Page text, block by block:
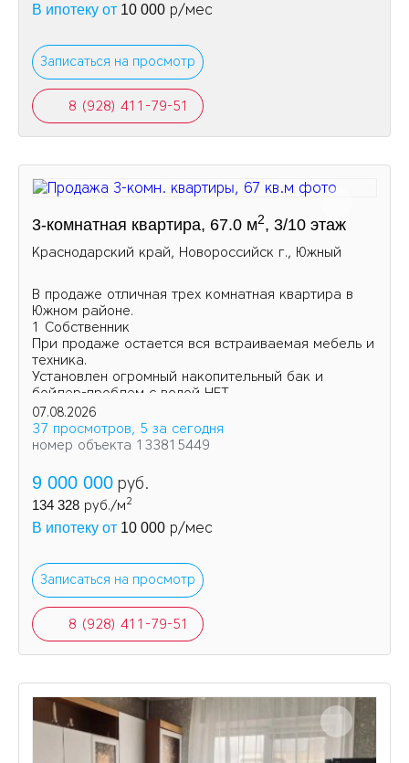
В ипотеку от 10 000 р/мес
Записаться на просмотр
8 (928) 411-79-51
3-комнатная квартира, 67.0 м2, 3/10 этаж
Краснодарский край, Новороссийск г., Южный
В продаже отличная трех комнатная квартира в
Южном районе.
1 Собственник
При продаже остается вся встраиваемая мебель и
техника.
Установлен огромный накопительный бак и
бойлер-проблем с водой НЕТ.
Увеличена площадь кухни и одной из комнат за
счет балконов.
07.08.2026
37 просмотров, 5 за сегодня
номер объекта 133815449
9 000 000 руб.
134 328 руб./м2
В ипотеку от 10 000 р/мес
Записаться на просмотр
8 (928) 411-79-51